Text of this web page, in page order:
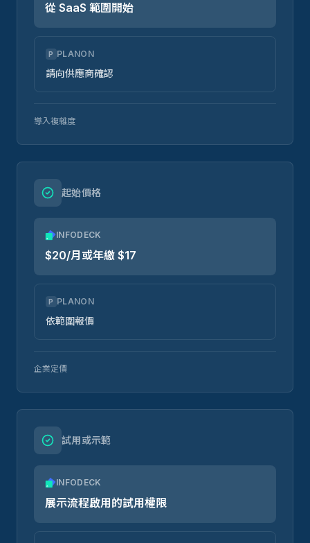
從 SaaS 範圍開始
P PLANON
請向供應商確認
導入複雜度
起始價格
INFODECK
$20/月或年繳 $17
P PLANON
依範圍報價
企業定價
試用或示範
INFODECK
展示流程啟用的試用權限